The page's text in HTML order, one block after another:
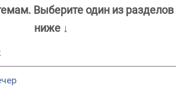
Выберите один из разделов
ниже ↓